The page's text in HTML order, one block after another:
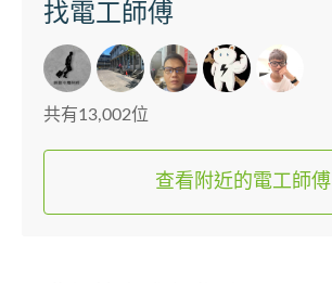
找電工師傅
共有13,002位
查看附近的電工師傅